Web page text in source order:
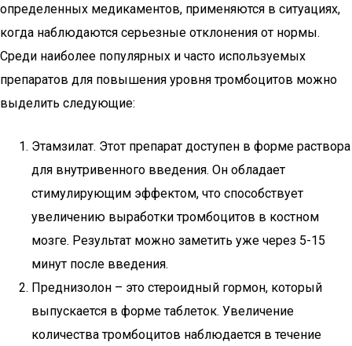
определенных медикаментов, применяются в ситуациях,
когда наблюдаются серьезные отклонения от нормы.
Среди наиболее популярных и часто используемых
препаратов для повышения уровня тромбоцитов можно
выделить следующие:
Этамзилат. Этот препарат доступен в форме раствора
для внутривенного введения. Он обладает
стимулирующим эффектом, что способствует
увеличению выработки тромбоцитов в костном
мозге. Результат можно заметить уже через 5-15
минут после введения.
Преднизолон – это стероидный гормон, который
выпускается в форме таблеток. Увеличение
количества тромбоцитов наблюдается в течение